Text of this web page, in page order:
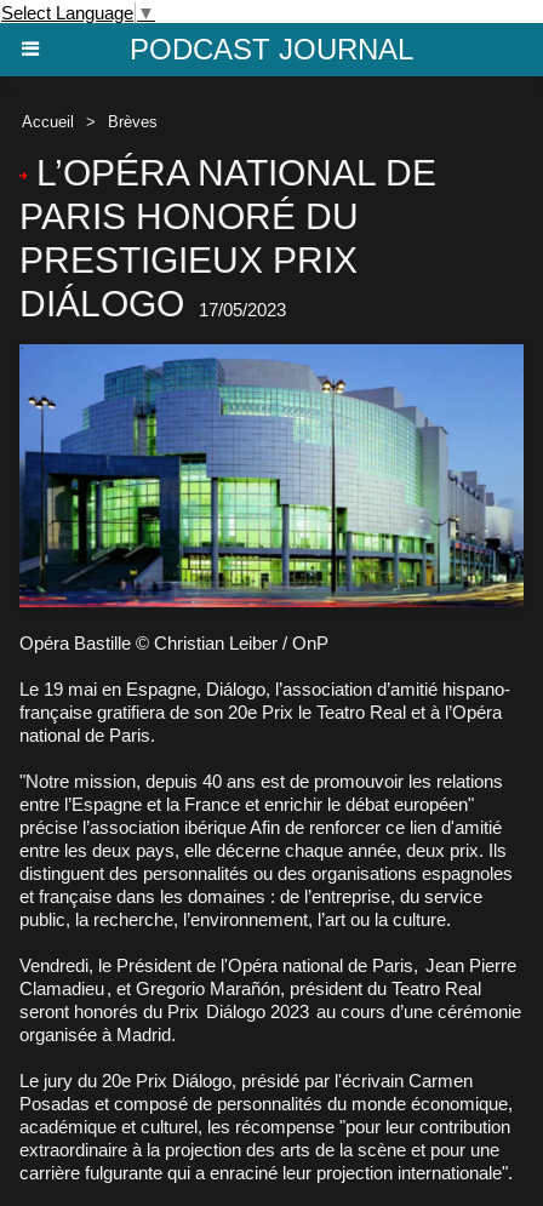
Select Language ▼
PODCAST JOURNAL
Accueil > Brèves
L’OPÉRA NATIONAL DE
PARIS HONORÉ DU
PRESTIGIEUX PRIX
DIÁLOGO
17/05/2023
Opéra Bastille © Christian Leiber / OnP
Le 19 mai en Espagne, Diálogo, l’association d’amitié hispano-
française gratifiera de son 20e Prix le Teatro Real et à l’Opéra
national de Paris.
"Notre mission, depuis 40 ans est de promouvoir les relations
entre l’Espagne et la France et enrichir le débat européen"
précise l’association ibérique Afin de renforcer ce lien d'amitié
entre les deux pays, elle décerne chaque année, deux prix. Ils
distinguent des personnalités ou des organisations espagnoles
et française dans les domaines : de l’entreprise, du service
public, la recherche, l’environnement, l’art ou la culture.
Vendredi, le Président de l'Opéra national de Paris, Jean Pierre
Clamadieu, et Gregorio Marañón, président du Teatro Real
seront honorés du Prix Diálogo 2023 au cours d’une cérémonie
organisée à Madrid.
Le jury du 20e Prix Diálogo, présidé par l'écrivain Carmen
Posadas et composé de personnalités du monde économique,
académique et culturel, les récompense "pour leur contribution
extraordinaire à la projection des arts de la scène et pour une
carrière fulgurante qui a enraciné leur projection internationale".